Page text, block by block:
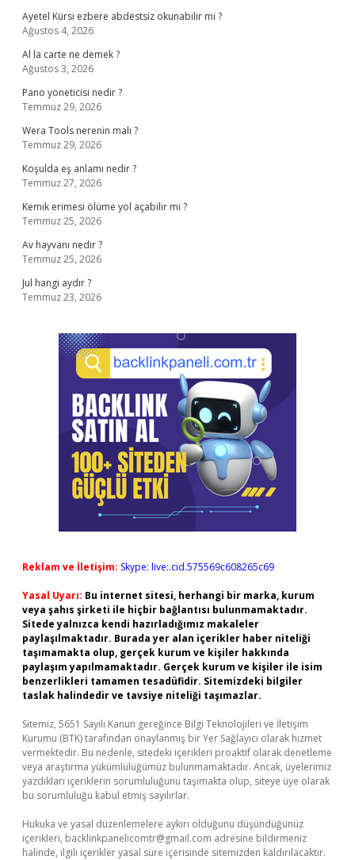
Ayetel Kürsi ezbere abdestsiz okunabilir mi ?
Ağustos 4, 2026
Al la carte ne demek ?
Ağustos 3, 2026
Pano yöneticisi nedir ?
Temmuz 29, 2026
Wera Tools nerenin malı ?
Temmuz 29, 2026
Koşulda eş anlamı nedir ?
Temmuz 27, 2026
Kemik erimesi ölüme yol açabilir mi ?
Temmuz 25, 2026
Av hayvanı nedir ?
Temmuz 25, 2026
Jul hangi aydır ?
Temmuz 23, 2026
Reklam ve İletişim: Skype: live:.cid.575569c608265c69
Yasal Uyarı: Bu internet sitesi, herhangi bir marka, kurum
veya şahıs şirketi ile hiçbir bağlantısı bulunmamaktadır.
Sitede yalnızca kendi hazırladığımız makaleler
paylaşılmaktadır. Burada yer alan içerikler haber niteliği
taşımamakta olup, gerçek kurum ve kişiler hakkında
paylaşım yapılmamaktadır. Gerçek kurum ve kişiler ile isim
benzerlikleri tamamen tesadüfidir. Sitemizdeki bilgiler
taslak halindedir ve tavsiye niteliği taşımazlar.
Sitemiz, 5651 Sayılı Kanun gereğince Bilgi Teknolojileri ve İletişim
Kurumu (BTK) tarafından onaylanmış bir Yer Sağlayıcı olarak hizmet
vermektedir. Bu nedenle, sitedeki içerikleri proaktif olarak denetleme
veya araştırma yükümlülüğümüz bulunmamaktadır. Ancak, üyelerimiz
yazdıkları içeriklerin sorumluluğunu taşımakta olup, siteye üye olarak
bu sorumluluğu kabul etmiş sayılırlar.
Hukuka ve yasal düzenlemelere aykırı olduğunu düşündüğünüz
içerikleri, backlinkpanelicomtr@gmail.com adresine bildirmeniz
halinde, ilgili içerikler yasal süre içerisinde sitemizden kaldırılacaktır.